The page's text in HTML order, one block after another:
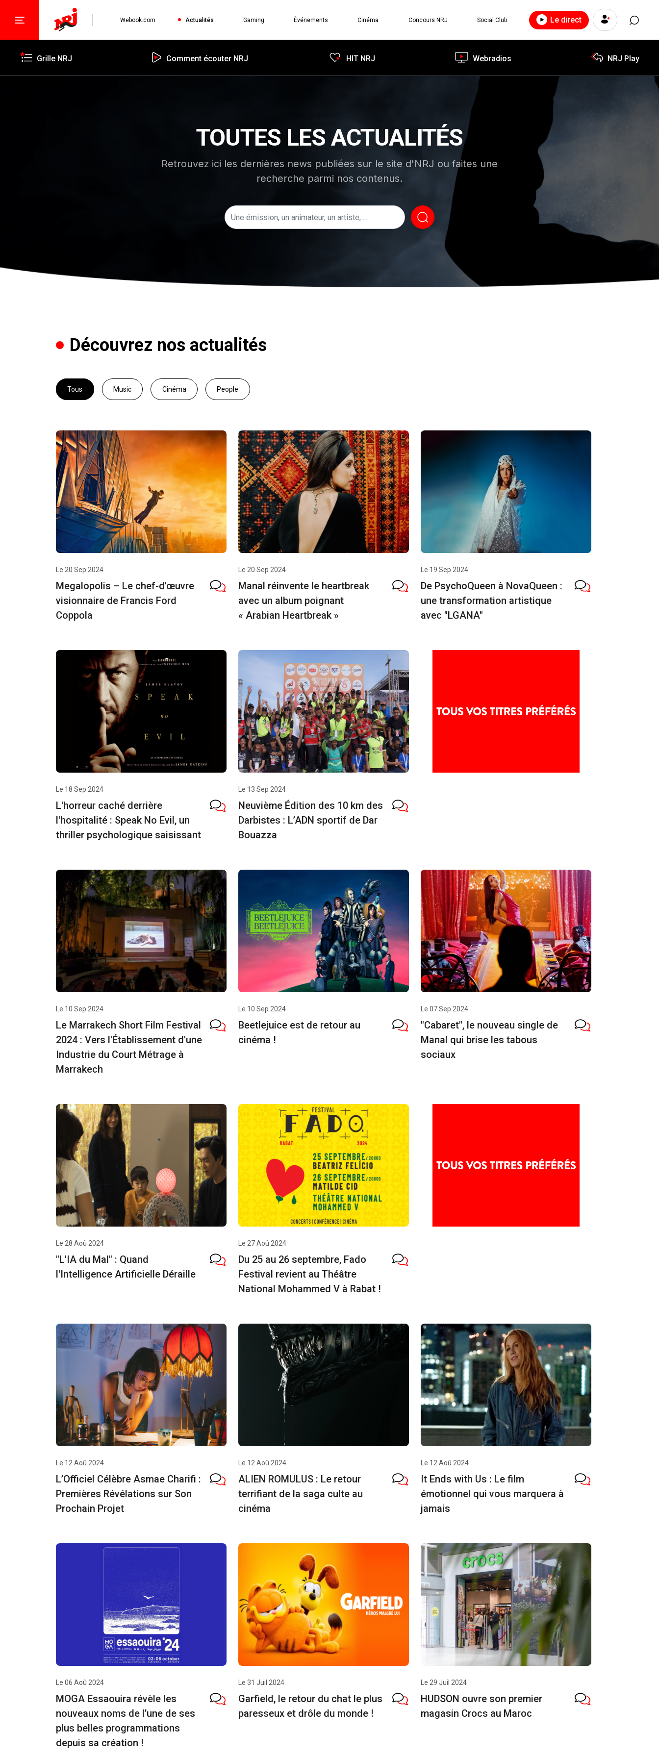
Webook.com Actualités Gaming Événements Cinéma Concours NRJ Social Club Le direct
Grille NRJ Comment écouter NRJ HIT NRJ Webradios NRJ Play
TOUTES LES ACTUALITÉS
Retrouvez ici les dernières news publiées sur le site d'NRJ ou faites une
recherche parmi nos contenus.
Découvrez nos actualités
Tous Music Cinéma People
Le 20 Sep 2024
Megalopolis – Le chef-d'œuvre
visionnaire de Francis Ford
Coppola
Le 20 Sep 2024
Manal réinvente le heartbreak
avec un album poignant
« Arabian Heartbreak »
Le 19 Sep 2024
De PsychoQueen à NovaQueen :
une transformation artistique
avec "LGANA"
Le 18 Sep 2024
L'horreur caché derrière
l'hospitalité : Speak No Evil, un
thriller psychologique saisissant
Le 13 Sep 2024
Neuvième Édition des 10 km des
Darbistes : L’ADN sportif de Dar
Bouazza
Le 10 Sep 2024
Le Marrakech Short Film Festival
2024 : Vers l'Établissement d'une
Industrie du Court Métrage à
Marrakech
Le 10 Sep 2024
Beetlejuice est de retour au
cinéma !
Le 07 Sep 2024
"Cabaret", le nouveau single de
Manal qui brise les tabous
sociaux
Le 28 Aoû 2024
"L'IA du Mal" : Quand
l'Intelligence Artificielle Déraille
Le 27 Aoû 2024
Du 25 au 26 septembre, Fado
Festival revient au Théâtre
National Mohammed V à Rabat !
Le 12 Aoû 2024
L’Officiel Célèbre Asmae Charifi :
Premières Révélations sur Son
Prochain Projet
Le 12 Aoû 2024
ALIEN ROMULUS : Le retour
terrifiant de la saga culte au
cinéma
Le 12 Aoû 2024
It Ends with Us : Le film
émotionnel qui vous marquera à
jamais
Le 06 Aoû 2024
MOGA Essaouira révèle les
nouveaux noms de l’une de ses
plus belles programmations
depuis sa création !
Le 31 Juil 2024
Garfield, le retour du chat le plus
paresseux et drôle du monde !
Le 29 Juil 2024
HUDSON ouvre son premier
magasin Crocs au Maroc